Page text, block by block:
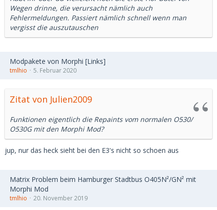
Wegen drinne, die verursacht nämlich auch
Fehlermeldungen. Passiert nämlich schnell wenn man
vergisst die auszutauschen
Modpakete von Morphi [Links]
tmlhio 5. Februar 2020
Zitat von Julien2009
Funktionen eigentlich die Repaints vom normalen O530/
O530G mit den Morphi Mod?
jup, nur das heck sieht bei den E3's nicht so schoen aus
Matrix Problem beim Hamburger Stadtbus O405N²/GN² mit
Morphi Mod
tmlhio 20. November 2019